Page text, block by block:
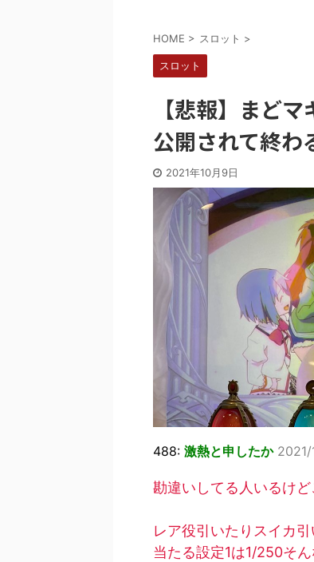
HOME > スロット >
スロット
【悲報】まど
公開されて終わ
2021年10月9日
488: 激熱と申したか
勘違いしてる人いるけ
レア役引いたりスイカ
当たる設定1は1/250そ